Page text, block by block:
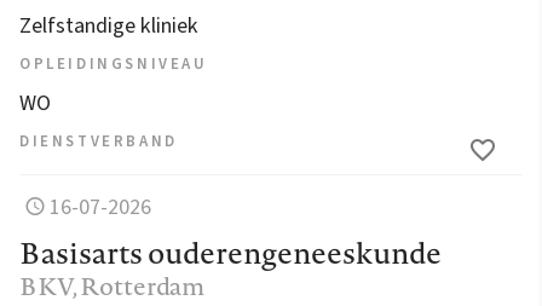
Zelfstandige kliniek
OPLEIDINGSNIVEAU
WO
DIENSTVERBAND
16-07-2026
Basisarts ouderengeneeskunde
BKV, Rotterdam